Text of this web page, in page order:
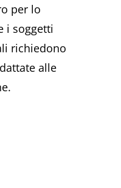
per lo
i soggetti
richiedono
alle